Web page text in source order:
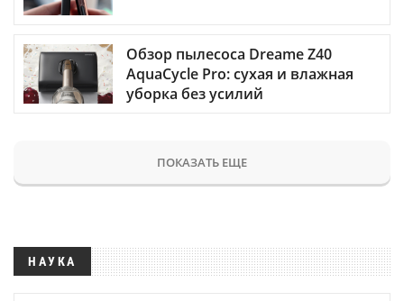
Обзор пылесоса Dreame Z40
AquaCycle Pro: сухая и влажная
уборка без усилий
ПОКАЗАТЬ ЕЩЕ
НАУКА